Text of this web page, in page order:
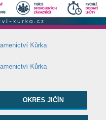
OKRES JIČÍN